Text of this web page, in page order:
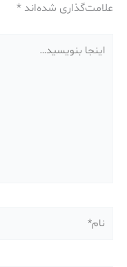
علامت‌گذاری شده‌اند *
بنویسید…